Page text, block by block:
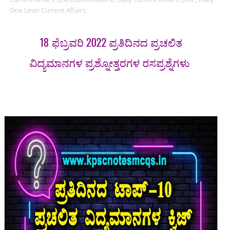
One Liner Current Affairs
18 ಫೆಬ್ರವರಿ 2022 ಪ್ರತಿದಿನದ ಪ್ರಚಲಿತ
ವಿದ್ಯಮಾನಗಳ ಪ್ರಶ್ನೋತ್ತರಗಳ ರಸಪ್ರಶ್ನೆಗಳು